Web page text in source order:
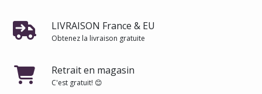
LIVRAISON France & EU
Obtenez la livraison gratuite
Retrait en magasin
C'est gratuit! 😊